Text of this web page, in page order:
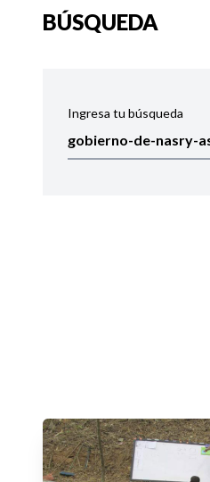
BÚSQUEDA
Ingresa tu búsqueda